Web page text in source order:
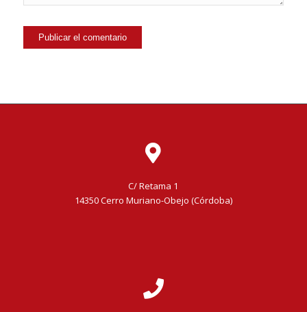
C/ Retama 1
14350 Cerro Muriano-Obejo (Córdoba)